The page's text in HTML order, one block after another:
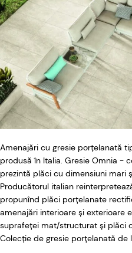
Amenajări cu gresie porțelanată
produsă în Italia. Gresie Omnia -
prezintă plăci cu dimensiuni mari
Producătorul italian
propunînd plăci porțelanate
amenajări interioare și exterioare
suprafeței mat/structurat și plăci
Colecție de gresie porțelanată de